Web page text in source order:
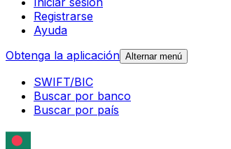
Registrarse
Ayuda
Obtenga la aplicación Alternar menú
SWIFT/BIC
Buscar por banco
Buscar por país